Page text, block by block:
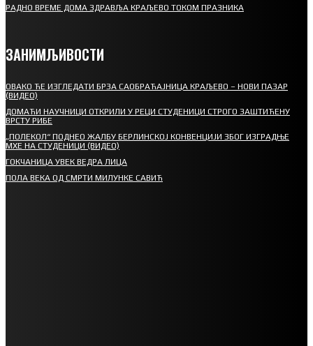
РАДНО ВРЕМЕ ДОМА ЗДРАВЉА КРАЉЕВО ТОКОМ ПРАЗНИКА
ЗАНИМЉИВОСТИ
ОВАКО ЋЕ ИЗГЛЕДАТИ БРЗА САОБРАЋАЈНИЦА КРАЉЕВО – НОВИ ПАЗАР
(ВИДЕО)
ДОМАЋИ НАУЧНИЦИ ОТКРИЛИ У РЕЦИ СТУДЕНИЦИ СТРОГО ЗАШТИЋЕНУ
ВРСТУ РИБЕ
„ПОЛЕКОЛ“ ПОДНЕО ЖАЛБУ БЕРЛИНСКОЈ КОНВЕНЦИЈИ ЗБОГ ИЗГРАДЊЕ
МХЕ НА СТУДЕНИЦИ (ВИДЕО)
ГОКЧАНИЦА УВЕК ВЕДРА ЛИЦА
ПОЛА ВЕКА ОД СМРТИ МИЛУНКЕ САВИЋ